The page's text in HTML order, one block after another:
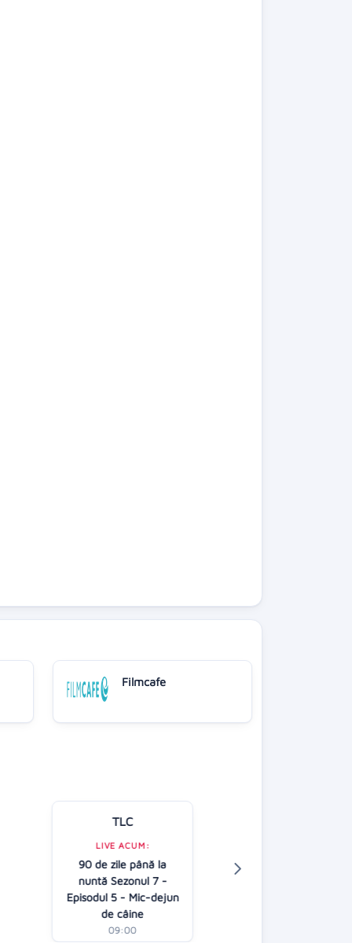
Filmcafe
TLC
LIVE ACUM:
90 de zile până la
nuntă Sezonul 7 -
Episodul 5 - Mic-dejun
de câine
09:00